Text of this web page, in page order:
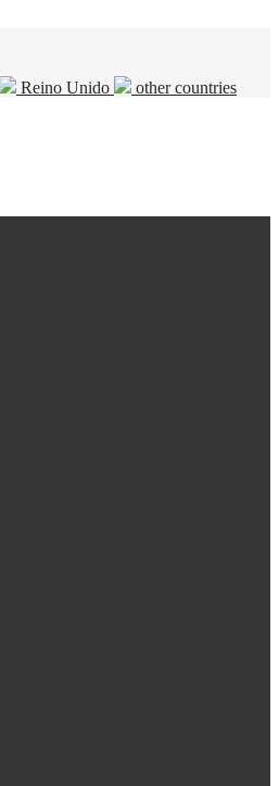
Reino Unido
other countries